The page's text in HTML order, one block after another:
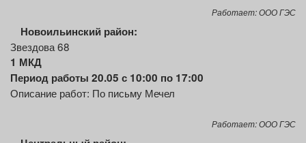
Работает: ООО ГЭС
Новоильинский район:
Звездова 68
1 МКД
Период работы 20.05 с 10:00 по 17:00
Описание работ: По письму Мечел
Работает: ООО ГЭС